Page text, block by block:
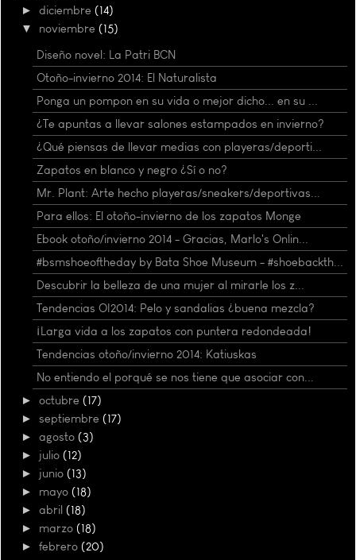
► diciembre (14)
▼ noviembre (15)
Diseño novel: La Patri BCN
Otoño-invierno 2014: El Naturalista
Ponga un pompon en su vida o mejor dicho... en su ...
¿Te apuntas a llevar salones estampados en invierno?
¿Qué piensas de llevar medias con playeras/deporti...
Zapatos en blanco y negro ¿Sí o no?
Mr. Plant: Arte hecho playeras/sneakers/deportivas...
Para ellos: El otoño-invierno de los zapatos Monge
Ebook otoño/invierno 2014 - Gracias, Marlo's Onlin...
#bsmshoeoftheday by Bata Shoe Museum - #shoebackth...
Descubrir la belleza de una mujer al mirarle los z...
Tendencias OI2014: Pelo y sandalias ¿buena mezcla?
¡Larga vida a los zapatos con puntera redondeada!
Tendencias otoño/invierno 2014: Katiuskas
No entiendo el porqué se nos tiene que asociar con...
► octubre (17)
► septiembre (17)
► agosto (3)
► julio (12)
► junio (13)
► mayo (18)
► abril (18)
► marzo (18)
► febrero (20)